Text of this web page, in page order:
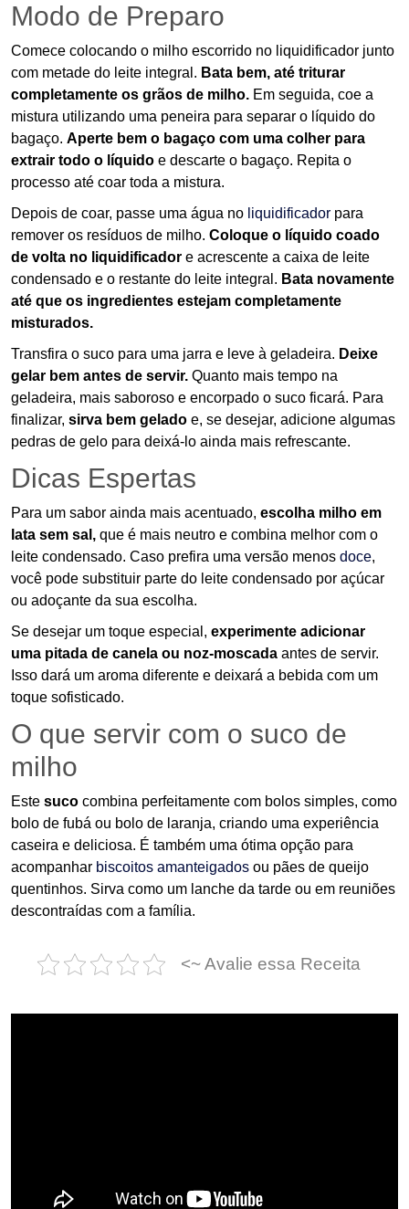
Modo de Preparo
Comece colocando o milho escorrido no liquidificador junto
com metade do leite integral. Bata bem, até triturar
completamente os grãos de milho. Em seguida, coe a
mistura utilizando uma peneira para separar o líquido do
bagaço. Aperte bem o bagaço com uma colher para
extrair todo o líquido e descarte o bagaço. Repita o
processo até coar toda a mistura.
Depois de coar, passe uma água no liquidificador para
remover os resíduos de milho. Coloque o líquido coado
de volta no liquidificador e acrescente a caixa de leite
condensado e o restante do leite integral. Bata novamente
até que os ingredientes estejam completamente
misturados.
Transfira o suco para uma jarra e leve à geladeira. Deixe
gelar bem antes de servir. Quanto mais tempo na
geladeira, mais saboroso e encorpado o suco ficará. Para
finalizar, sirva bem gelado e, se desejar, adicione algumas
pedras de gelo para deixá-lo ainda mais refrescante.
Dicas Espertas
Para um sabor ainda mais acentuado, escolha milho em
lata sem sal, que é mais neutro e combina melhor com o
leite condensado. Caso prefira uma versão menos doce,
você pode substituir parte do leite condensado por açúcar
ou adoçante da sua escolha.
Se desejar um toque especial, experimente adicionar
uma pitada de canela ou noz-moscada antes de servir.
Isso dará um aroma diferente e deixará a bebida com um
toque sofisticado.
O que servir com o suco de
milho
Este suco combina perfeitamente com bolos simples, como
bolo de fubá ou bolo de laranja, criando uma experiência
caseira e deliciosa. É também uma ótima opção para
acompanhar biscoitos amanteigados ou pães de queijo
quentinhos. Sirva como um lanche da tarde ou em reuniões
descontraídas com a família.
<~ Avalie essa Receita